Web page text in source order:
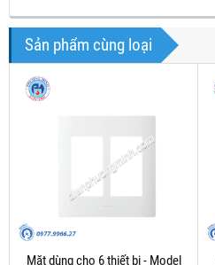
Sản phẩm cùng loại
Mặt dùng cho 6 thiết bị - Model